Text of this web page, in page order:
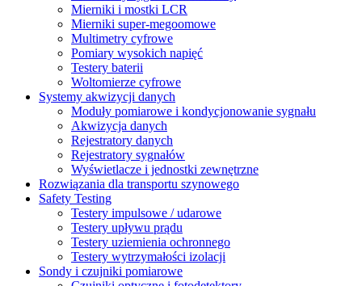
Mierniki i mostki LCR
Mierniki super-megoomowe
Multimetry cyfrowe
Pomiary wysokich napięć
Testery baterii
Woltomierze cyfrowe
Systemy akwizycji danych
Moduły pomiarowe i kondycjonowanie sygnału
Akwizycja danych
Rejestratory danych
Rejestratory sygnałów
Wyświetlacze i jednostki zewnętrzne
Rozwiązania dla transportu szynowego
Safety Testing
Testery impulsowe / udarowe
Testery upływu prądu
Testery uziemienia ochronnego
Testery wytrzymałości izolacji
Sondy i czujniki pomiarowe